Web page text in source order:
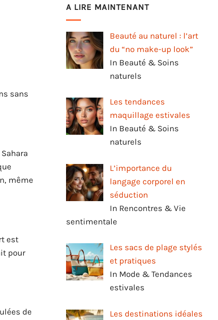
sans
même
est
pour
de
A LIRE MAINTENANT
Beauté au naturel : l’art
du “no make-up look”
In Beauté & Soins
naturels
Les tendances
maquillage estivales
In Beauté & Soins
naturels
L’importance du
langage corporel en
séduction
In Rencontres & Vie
sentimentale
Les sacs de plage stylés
et pratiques
In Mode & Tendances
estivales
Les destinations idéales